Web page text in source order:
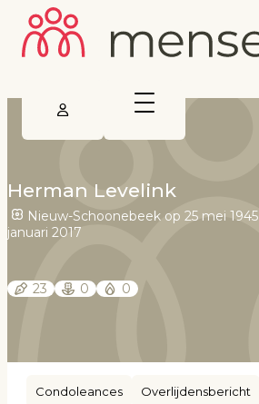
Herman Levelink
Nieuw-Schoonebeek op 25 mei 1945
januari 2017
23 0 0
Condoleances Overlijdensbericht